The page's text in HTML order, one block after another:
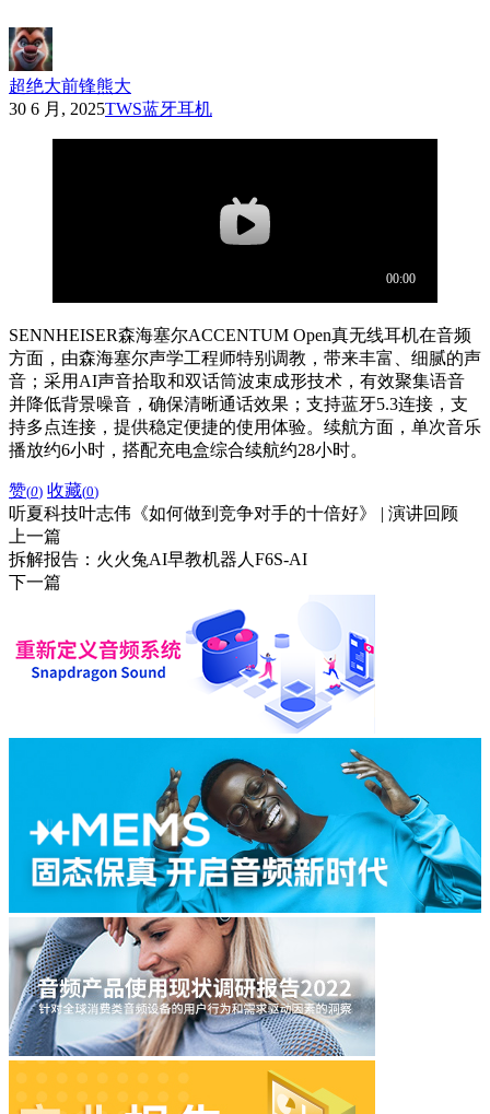
超绝大前锋熊大
30 6 月, 2025TWS蓝牙耳机
SENNHEISER森海塞尔ACCENTUM Open真无线耳机在音频
方面，由森海塞尔声学工程师特别调教，带来丰富、细腻的声
音；采用AI声音拾取和双话筒波束成形技术，有效聚集语音
并降低背景噪音，确保清晰通话效果；支持蓝牙5.3连接，支
持多点连接，提供稳定便捷的使用体验。续航方面，单次音乐
播放约6小时，搭配充电盒综合续航约28小时。
赞(0) 收藏(0)
听夏科技叶志伟《如何做到竞争对手的十倍好》 | 演讲回顾
上一篇
拆解报告：火火兔AI早教机器人F6S-AI
下一篇